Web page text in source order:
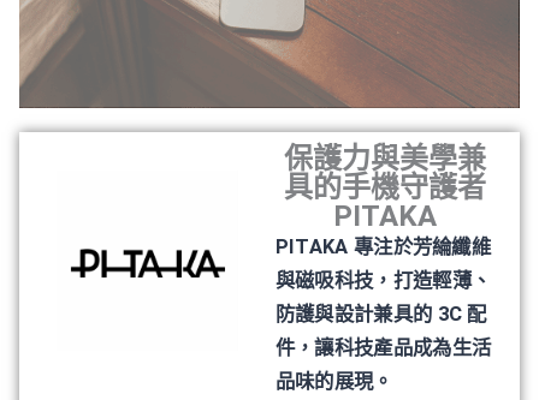
保護力與美學兼
具的手機守護者
PITAKA
PITAKA 專注於芳綸纖維
與磁吸科技，打造輕薄、
防護與設計兼具的 3C 配
件，讓科技產品成為生活
品味的展現。